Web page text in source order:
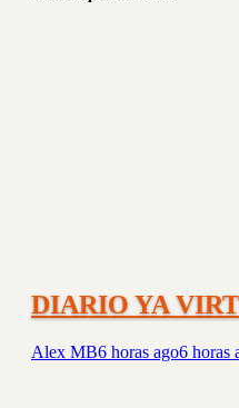
DIARIO YA
Alex MB6 horas ago6 horas